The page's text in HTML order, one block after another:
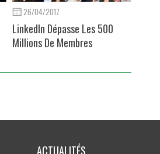
26/04/2017
LinkedIn Dépasse Les 500
Millions De Membres
ACTUALITÉS